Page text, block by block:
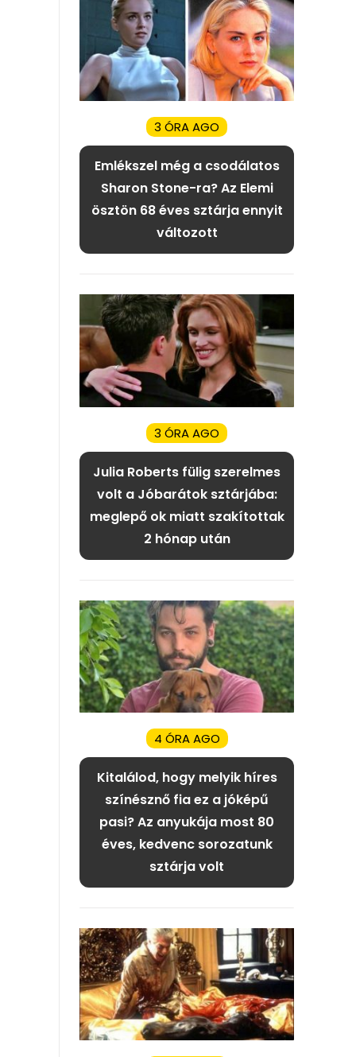
3 ÓRA AGO
Emlékszel még a csodálatos
Sharon Stone-ra? Az Elemi
ösztön 68 éves sztárja ennyit
változott
3 ÓRA AGO
Julia Roberts fülig szerelmes
volt a Jóbarátok sztárjába:
meglepő ok miatt szakítottak
2 hónap után
4 ÓRA AGO
Kitalálod, hogy melyik híres
színésznő fia ez a jóképű
pasi? Az anyukája most 80
éves, kedvenc sorozatunk
sztárja volt